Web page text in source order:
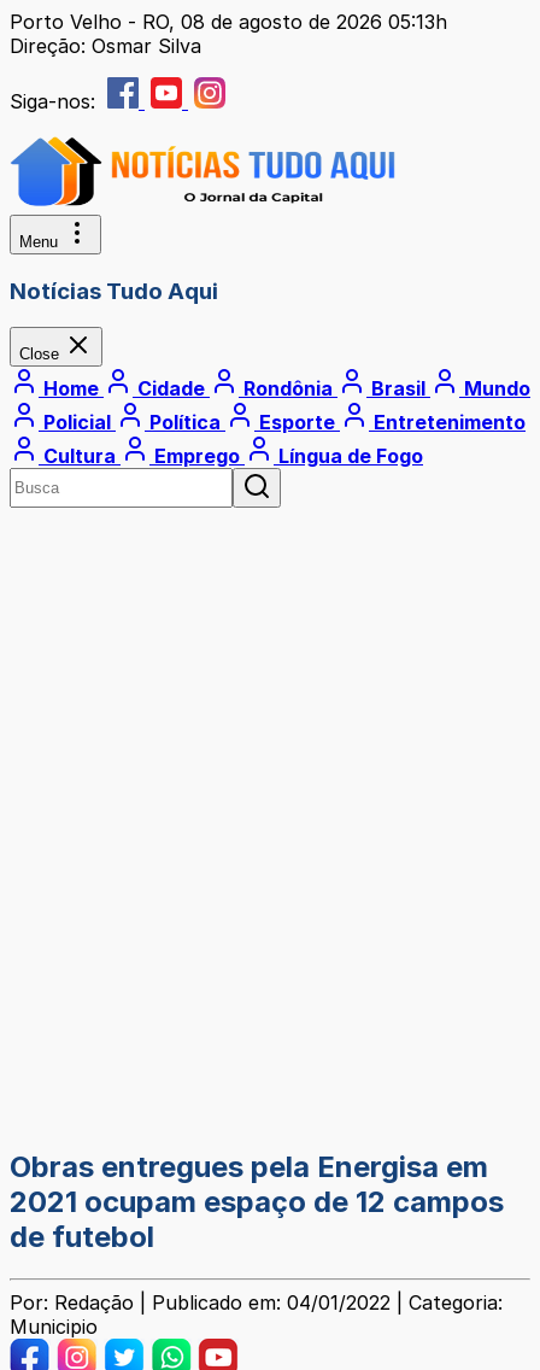
Porto Velho - RO, 08 de agosto de 2026 05:13h
Direção: Osmar Silva
Siga-nos:
Menu
Notícias Tudo Aqui
Close
Home Cidade Rondônia Brasil
Mundo
Policial
Política Esporte
Entretenimento
Cultura
Emprego Língua de Fogo
Obras entregues pela Energisa em
2021 ocupam espaço de 12 campos
de futebol
Por: Redação | Publicado em: 04/01/2022 | Categoria:
Municipio